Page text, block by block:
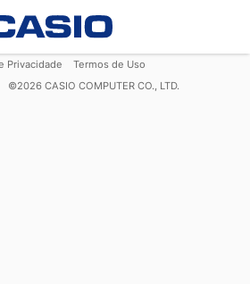
Privacidade
Termos de Uso
©2026 CASIO COMPUTER CO., LTD.